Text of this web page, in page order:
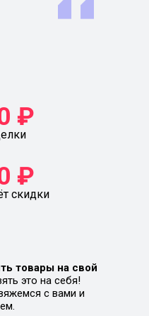
товары на свой
это на себя!
с вами и
₽
₽
скидки